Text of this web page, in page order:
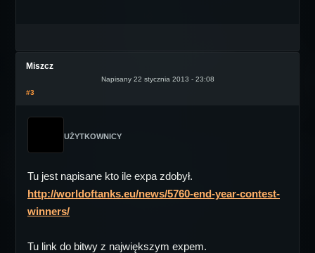
Miszcz
Napisany 22 stycznia 2013 - 23:08
#3
UŻYTKOWNICY
Tu jest napisane kto ile expa zdobył.
http://worldoftanks.eu/news/5760-end-year-contest-
winners/
Tu link do bitwy z największym expem.